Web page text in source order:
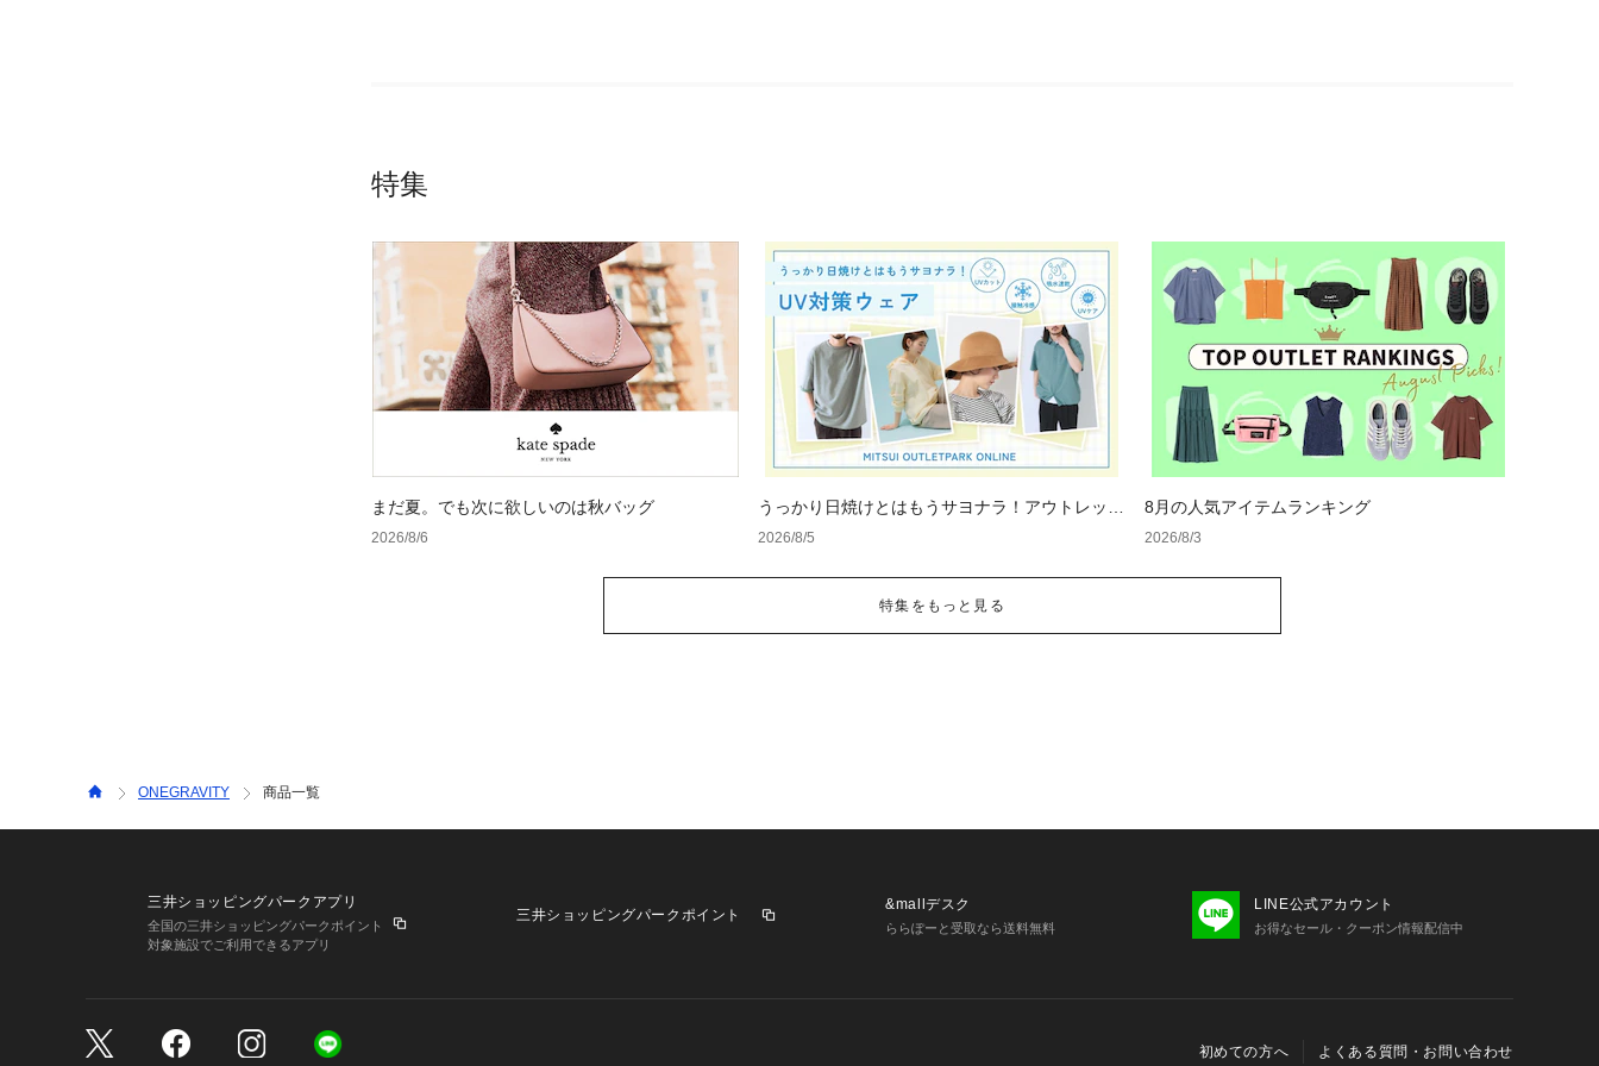
特集
まだ夏。でも次に欲しいのは秋バッグ
2026/8/6
うっかり日焼けとはもうサヨナラ！アウトレット
で見つけるUV対策ウェア
2026/8/5
8月の人気アイテムランキング
2026/8/3
特集をもっと見る
ONEGRAVITY 商品一覧
三井ショッピングパークアプリ
全国の三井ショッピングパークポイント
対象施設でご利用できるアプリ
三井ショッピングパークポイント
&mallデスク
ららぽーと受取なら送料無料
LINE公式アカウント
お得なセール・クーポン情報配信中
初めての方へ よくある質問・お問い合わせ